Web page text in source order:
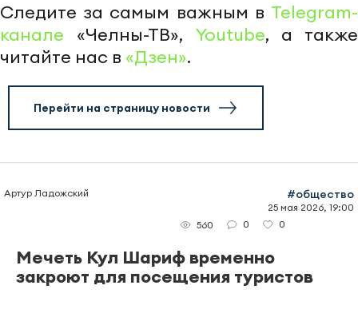
Следите за самым важным в Telegram-
канале «Челны-ТВ», Youtube, а также
читайте нас в «Дзен».
Перейти на страницу новости
Артур Ладожский #общество
25 мая 2026, 19:00
560
0 0
Мечеть Кул Шариф временно
закроют для посещения туристов